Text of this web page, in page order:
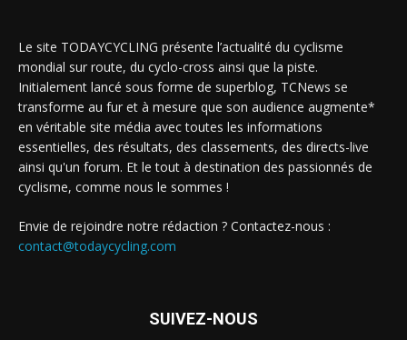
Le site TODAYCYCLING présente l’actualité du cyclisme
mondial sur route, du cyclo-cross ainsi que la piste.
Initialement lancé sous forme de superblog, TCNews se
transforme au fur et à mesure que son audience augmente*
en véritable site média avec toutes les informations
essentielles, des résultats, des classements, des directs-live
ainsi qu'un forum. Et le tout à destination des passionnés de
cyclisme, comme nous le sommes !
Envie de rejoindre notre rédaction ? Contactez-nous :
contact@todaycycling.com
SUIVEZ-NOUS